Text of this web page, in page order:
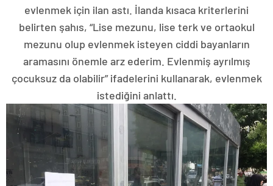
evlenmek için ilan astı. İlanda kısaca kriterlerini
belirten şahıs, “Lise mezunu, lise terk ve ortaokul
mezunu olup evlenmek isteyen ciddi bayanların
aramasını önemle arz ederim. Evlenmiş ayrılmış
çocuksuz da olabilir” ifadelerini kullanarak, evlenmek
istediğini anlattı.